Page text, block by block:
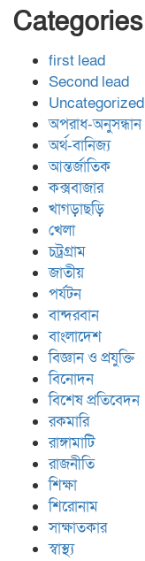
Categories
first lead
Second lead
Uncategorized
অপরাধ-অনুসন্ধান
অর্থ-বানিজ্য
আন্তর্জাতিক
কক্সবাজার
খাগড়াছড়ি
খেলা
চট্রগ্রাম
জাতীয়
পর্যটন
বান্দরবান
বাংলাদেশ
বিজ্ঞান ও প্রযুক্তি
বিনোদন
বিশেষ প্রতিবেদন
রকমারি
রাঙ্গামাটি
রাজনীতি
শিক্ষা
শিরোনাম
সাক্ষাতকার
স্বাস্থ্য